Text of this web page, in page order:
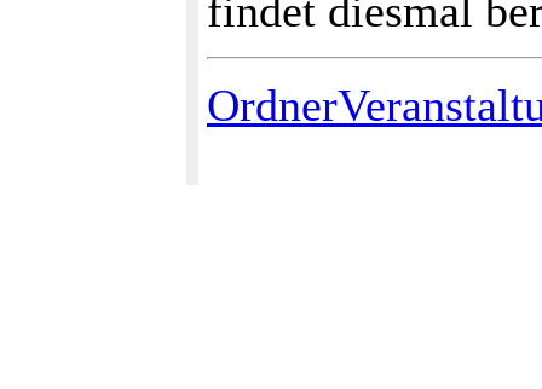
findet diesmal